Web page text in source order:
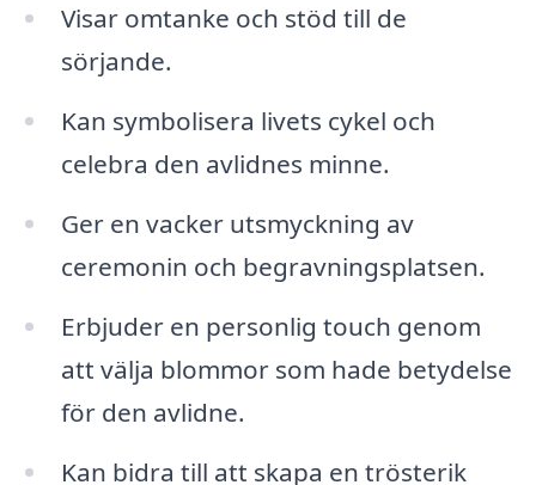
Visar omtanke och stöd till de
sörjande.
Kan symbolisera livets cykel och
celebra den avlidnes minne.
Ger en vacker utsmyckning av
ceremonin och begravningsplatsen.
Erbjuder en personlig touch genom
att välja blommor som hade betydelse
för den avlidne.
Kan bidra till att skapa en trösterik